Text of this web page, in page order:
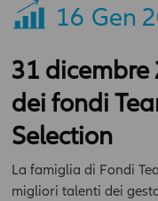
16 Gen
31 dicembre
dei fondi
Selection
La famiglia di Fondi
migliori talenti dei